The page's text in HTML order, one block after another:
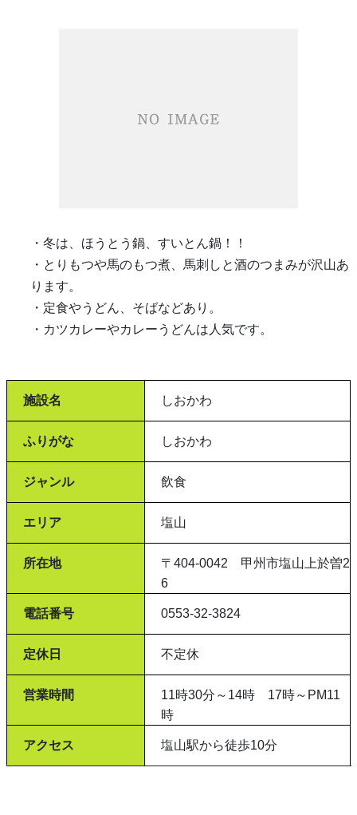
・冬は、ほうとう鍋、すいとん鍋！！
・とりもつや馬のもつ煮、馬刺しと酒のつまみが沢山あ
ります。
・定食やうどん、そばなどあり。
・カツカレーやカレーうどんは人気です。
施設名 しおかわ
ふりがな しおかわ
ジャンル 飲食
エリア 塩山
所在地
〒404-0042 甲州市塩山上於曽2
6
電話番号 0553-32-3824
定休日 不定休
営業時間
11時30分～14時 17時～PM11
時
アクセス 塩山駅から徒歩10分